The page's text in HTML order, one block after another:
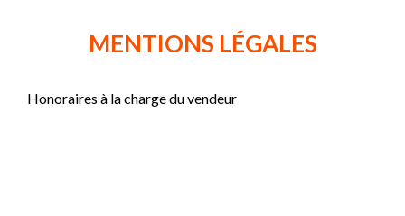
MENTIONS LÉGALES
Honoraires à la charge du vendeur